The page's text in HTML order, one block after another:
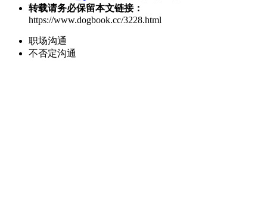
转载请务必保留本文链接：
https://www.dogbook.cc/3228.html
职场沟通
不否定沟通